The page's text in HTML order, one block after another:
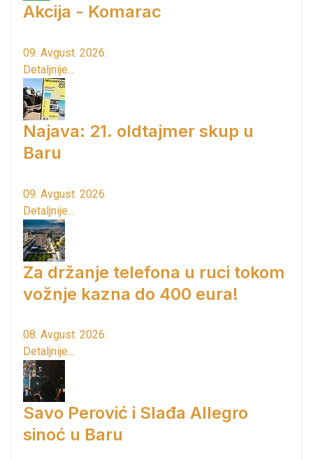
Akcija - Komarac
09. Avgust. 2026.
Detaljnije...
Najava: 21. oldtajmer skup u
Baru
09. Avgust. 2026.
Detaljnije...
Za držanje telefona u ruci tokom
vožnje kazna do 400 eura!
08. Avgust. 2026.
Detaljnije...
Savo Perović i Slađa Allegro
sinoć u Baru